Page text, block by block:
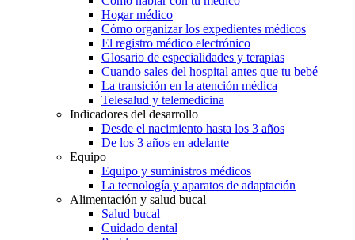
Hogar médico
Cómo organizar los expedientes médicos
El registro médico electrónico
Glosario de especialidades y terapias
Cuando sales del hospital antes que tu bebé
La transición en la atención médica
Telesalud y telemedicina
Indicadores del desarrollo
Desde el nacimiento hasta los 3 años
De los 3 años en adelante
Equipo
Equipo y suministros médicos
La tecnología y aparatos de adaptación
Alimentación y salud bucal
Salud bucal
Cuidado dental